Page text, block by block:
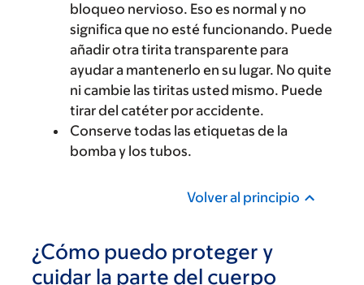
bloqueo nervioso. Eso es normal y no
significa que no esté funcionando. Puede
añadir otra tirita transparente para
ayudar a mantenerlo en su lugar. No quite
ni cambie las tiritas usted mismo. Puede
tirar del catéter por accidente.
Conserve todas las etiquetas de la
bomba y los tubos.
Volver al principio
¿Cómo puedo proteger y
cuidar la parte del cuerpo